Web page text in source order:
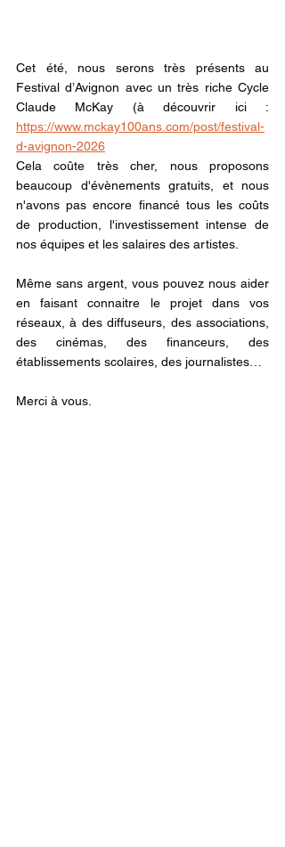
Cet été, nous serons très présents au
Festival d’Avignon avec un très riche Cycle
https://www.mckay100ans.com/post/festival-
d-avignon-2026
Cela coûte très cher, nous proposons
beaucoup d'évènements gratuits, et nous
n'avons pas encore financé tous les coûts
de production, l'investissement intense de
nos équipes et les salaires des artistes.
Même sans argent, vous pouvez nous aider
en faisant connaitre le projet dans vos
réseaux, à des diffuseurs, des associations,
des cinémas, des financeurs, des
établissements scolaires, des journalistes…
Merci à vous.